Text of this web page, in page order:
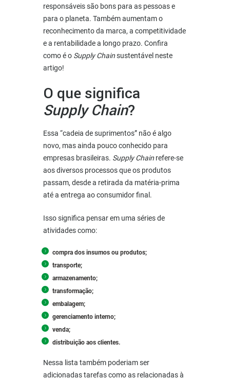
responsáveis são bons para as pessoas e
para o planeta. Também aumentam o
reconhecimento da marca, a competitividade
e a rentabilidade a longo prazo. Confira
como é o Supply Chainsustentável neste
artigo!
O que significa
Supply Chain?
Essa “cadeia de suprimentos” não é algo
novo, mas ainda pouco conhecido para
empresas brasileiras. Supply Chain refere-se
aos diversos processos que os produtos
passam, desde a retirada da matéria-prima
até a entrega ao consumidor final.
Isso significa pensar em uma séries de
atividades como:
compra dos insumos ou produtos;
transporte;
armazenamento;
transformação;
embalagem;
gerenciamento interno;
venda;
distribuição aos clientes.
Nessa lista também poderiam ser
adicionadas tarefas como as relacionadas à